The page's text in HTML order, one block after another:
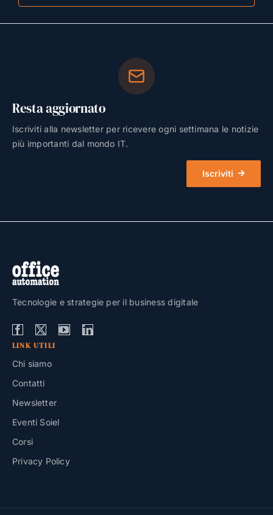
Resta aggiornato
Iscriviti alla newsletter per ricevere ogni settimana le notizie
più importanti dal mondo IT.
Iscriviti
Tecnologie e strategie per il business digitale
LINK UTILI
Chi siamo
Contatti
Newsletter
Eventi Soiel
Corsi
Privacy Policy